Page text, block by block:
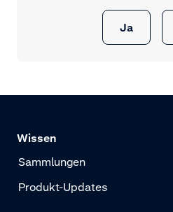
Ja
Wissen
Sammlungen
Produkt-Updates